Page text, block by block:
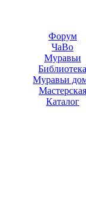
Форум
ЧаВо
Муравьи
Муравьи
Мастерская
Каталог